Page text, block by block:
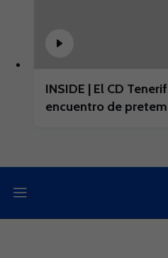
INSIDE | El CD
encuentro de